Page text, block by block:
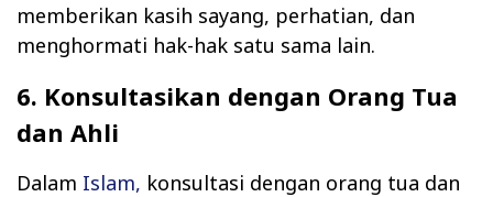
memberikan kasih sayang, perhatian, dan
menghormati hak-hak satu sama lain.
6. Konsultasikan dengan Orang Tua
dan Ahli
Dalam Islam, konsultasi dengan orang tua dan